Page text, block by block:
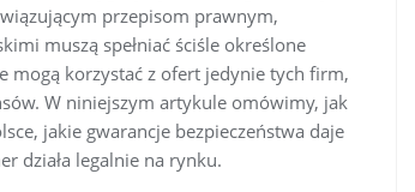
przepisom prawnym,
muszą spełniać ściśle określone
mogą korzystać z ofert jedynie tych firm,
W niniejszym artykule omówimy, jak
jakie gwarancje bezpieczeństwa daje
działa legalnie na rynku.